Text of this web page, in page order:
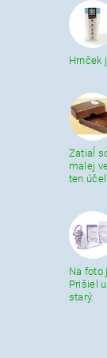
Hrnček
Zatiaĺ
malej
ten
Na foto
Prišiel
starý.